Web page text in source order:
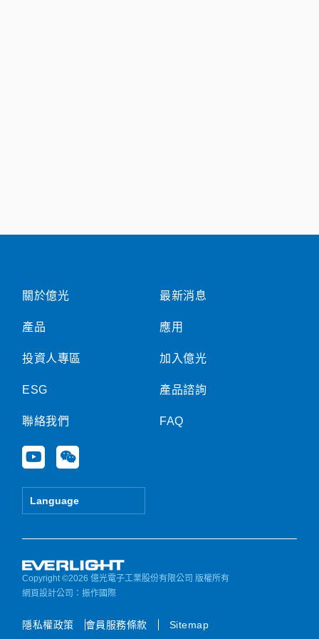
關於億光
產品
投資人專區
ESG
聯絡我們
Y
o
u
e
W
e
i
Language
最新消息
應用
加入億光
產品諮詢
FAQ
Copyright ©2026 億光電子工業股份有限公司 版權所有
網頁設計公司 ：振作國際
隱私權政策 會員服務條款 Sitemap